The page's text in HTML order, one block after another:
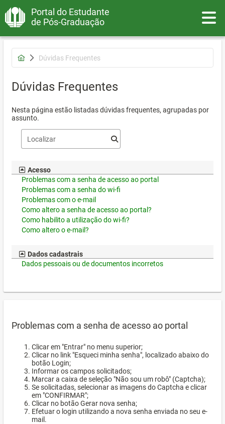
Portal do Estudante
de Pós-Graduação
Dúvidas Frequentes
Dúvidas Frequentes
Nesta página estão listadas dúvidas frequentes, agrupadas por
assunto.
Acesso
Problemas com a senha de acesso ao portal
Problemas com a senha do wi-fi
Problemas com o e-mail
Como altero a senha de acesso ao portal?
Como habilito a utilização do wi-fi?
Como altero o e-mail?
Dados cadastrais
Dados pessoais ou de documentos incorretos
Problemas com a senha de acesso ao portal
Clicar em "Entrar" no menu superior;
Clicar no link "Esqueci minha senha", localizado abaixo do
botão Login;
Informar os campos solicitados;
Marcar a caixa de seleção "Não sou um robô" (Captcha);
Se solicitadas, selecionar as imagens do Captcha e clicar
em "CONFIRMAR";
Clicar no botão Gerar nova senha;
Efetuar o login utilizando a nova senha enviada no seu e-
mail.